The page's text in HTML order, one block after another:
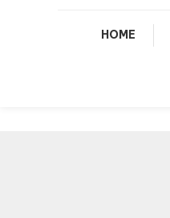
HOME